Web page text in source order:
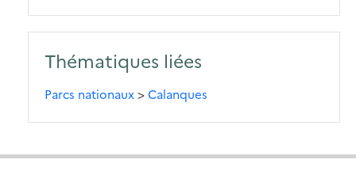
Thématiques liées
Parcs nationaux>Calanques